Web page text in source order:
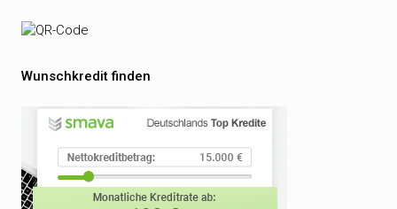
Wunschkredit finden